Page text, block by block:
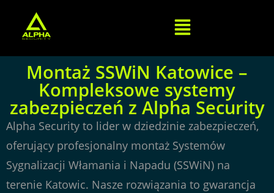
Montaż SSWiN Katowice –
Kompleksowe systemy
zabezpieczeń z Alpha Security
Alpha Security to lider w dziedzinie zabezpieczeń,
oferujący profesjonalny montaż Systemów
Sygnalizacji Włamania i Napadu (SSWiN) na
terenie Katowic. Nasze rozwiązania to gwarancja